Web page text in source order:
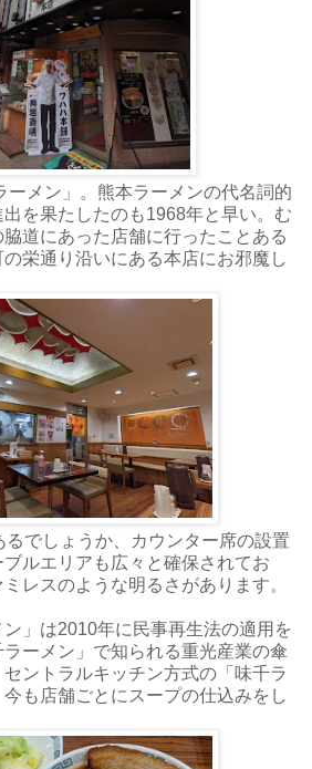
ーメン」。熊本ラーメンの代名詞的
を果たしたのも1968年と早い。む
道にあった店舗に行ったことある
栄通り沿いにある本店にお邪魔し
るでしょうか、カウンター席の設置
ルエリアも広々と確保されてお
レスのような明るさがあります。
」は2010年に民事再生法の適用を
ーメン」で知られる重光産業の傘
ントラルキッチン方式の「味千ラ
も店舗ごとにスープの仕込みをし